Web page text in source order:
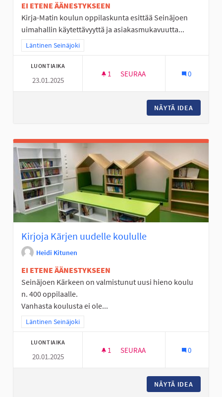
EI ETENE ÄÄNESTYKSEEN
Kirja-Matin koulun oppilaskunta esittää Seinäjoen
uimahallin käytettävyyttä ja asiakasmukavuutta...
Rajaa tulokset teeman mukaan: Läntinen Seinäjoki
Läntinen Seinäjoki
LUONTIAIKA
23.01.2025
1 1 SEURAAJA
SEURAA 0
NÄYTÄ IDEA
Kirjoja Kärjen uudelle koululle
Heidi Kitunen
EI ETENE ÄÄNESTYKSEEN
Seinäjoen Kärkeen on valmistunut uusi hieno koulu
n. 400 oppilaalle.
Vanhasta koulusta ei ole...
Rajaa tulokset teeman mukaan: Läntinen Seinäjoki
Läntinen Seinäjoki
LUONTIAIKA
20.01.2025
1 1 SEURAAJA
SEURAA 0
NÄYTÄ IDEA